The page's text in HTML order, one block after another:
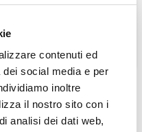
contenuti ed
social media e per
inoltre
il nostro sito con i
analisi dei dati web,
ALLEGATI